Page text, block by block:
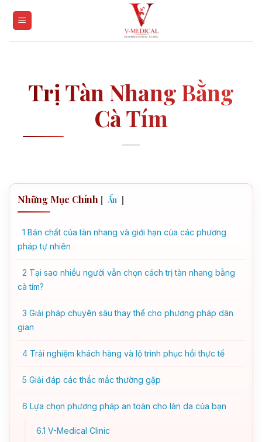
Trị Tàn Nhang Bằng
Cà Tím
Những Mục Chính [ Ẩn ]
1 Bản chất của tàn nhang và giới hạn của các phương
pháp tự nhiên
2 Tại sao nhiều người vẫn chọn cách trị tàn nhang bằng
cà tím?
3 Giải pháp chuyên sâu thay thế cho phương pháp dân
gian
4 Trải nghiệm khách hàng và lộ trình phục hồi thực tế
5 Giải đáp các thắc mắc thường gặp
6 Lựa chọn phương pháp an toàn cho làn da của bạn
6.1 V-Medical Clinic